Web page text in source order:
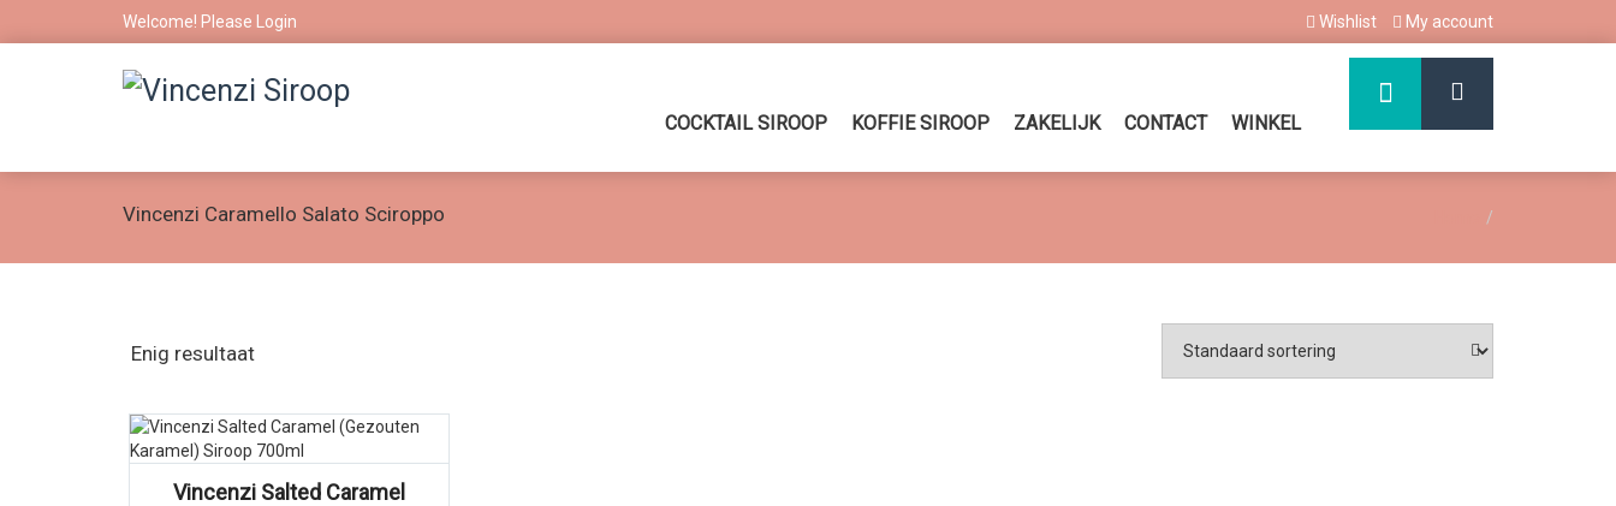
Welcome! Please Login Wishlist My account
COCKTAIL SIROOP KOFFIE SIROOP ZAKELIJK CONTACT WINKEL
Vincenzi Caramello Salato Sciroppo
Enig resultaat
Vincenzi Salted Caramel